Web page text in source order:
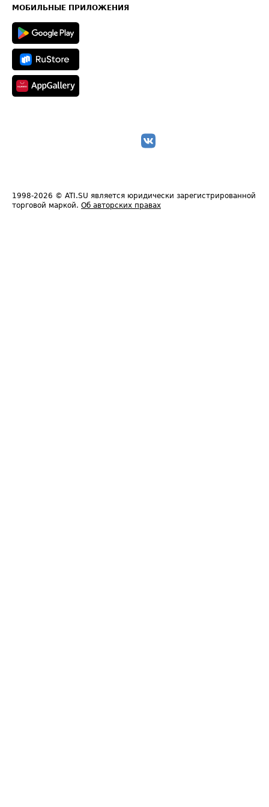
Техническая информация
МОБИЛЬНЫЕ ПРИЛОЖЕНИЯ
1998-2026 © ATI.SU является юридически зарегистрированной
торговой маркой. Об авторских правах